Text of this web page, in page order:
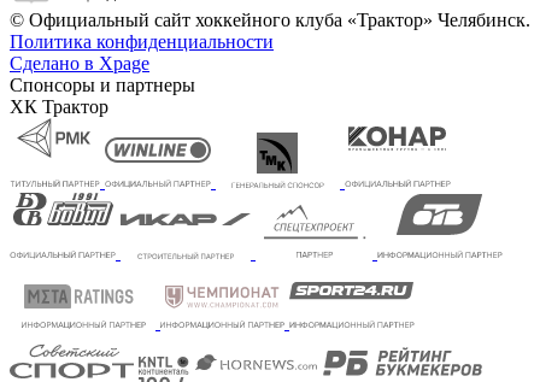
© Официальный сайт хоккейного клуба «Трактор» Челябинск.
Политика конфиденциальности
Сделано в Xpage
Спонсоры и партнеры
ХК Трактор